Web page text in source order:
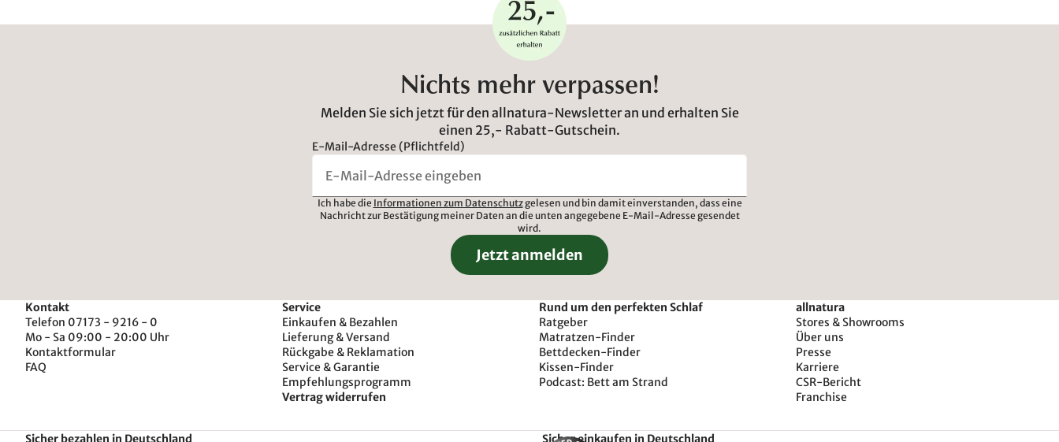
Nichts mehr verpassen!
Melden Sie sich jetzt für den allnatura-Newsletter an und erhalten Sie
einen 25,- Rabatt-Gutschein.
E-Mail-Adresse (Pflichtfeld)
Ich habe die Informationen zum Datenschutzgelesen und bin damit einverstanden, dass eine
Nachricht zur Bestätigung meiner Daten an die unten angegebene E-Mail-Adresse gesendet
wird.
Jetzt anmelden
Kontakt
Telefon 07173 - 9216 - 0
Mo - Sa 09:00 - 20:00 Uhr
Kontaktformular
FAQ
Service
Einkaufen & Bezahlen
Lieferung & Versand
Rückgabe & Reklamation
Service & Garantie
Empfehlungsprogramm
Vertrag widerrufen
Rund um den perfekten Schlaf
Ratgeber
Matratzen-Finder
Bettdecken-Finder
Kissen-Finder
Podcast: Bett am Strand
allnatura
Stores & Showrooms
Über uns
Presse
Karriere
CSR-Bericht
Franchise
Sicher bezahlen in Deutschland Sicher einkaufen in Deutschland